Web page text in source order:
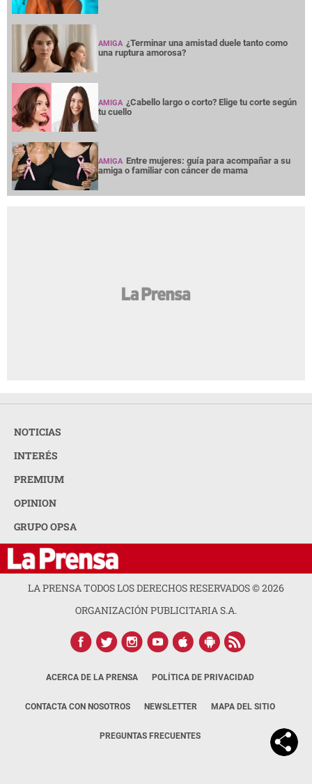
AMIGA ¿Terminar una amistad duele tanto como
una ruptura amorosa?
AMIGA ¿Cabello largo o corto? Elige tu corte según
tu cuello
AMIGA Entre mujeres: guía para acompañar a su
amiga o familiar con cáncer de mama
NOTICIAS
INTERÉS
PREMIUM
OPINION
GRUPO OPSA
LA PRENSA TODOS LOS DERECHOS RESERVADOS ©2026
ORGANIZACIÓN PUBLICITARIA S.A.
ACERCA DE LA PRENSA POLÍTICA DE PRIVACIDAD
CONTACTA CON NOSOTROS NEWSLETTER MAPA DEL SITIO
PREGUNTAS FRECUENTES